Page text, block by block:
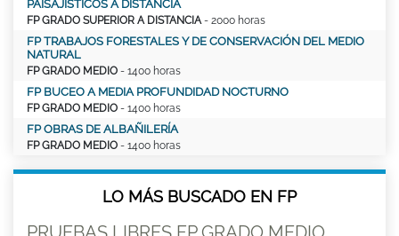
PAISAJÍSTICOS A DISTANCIA
FP GRADO SUPERIOR A DISTANCIA- 2000 horas
FP TRABAJOS FORESTALES Y DE CONSERVACIÓN DEL MEDIO
NATURAL
FP GRADO MEDIO - 1400 horas
FP BUCEO A MEDIA PROFUNDIDAD NOCTURNO
FP GRADO MEDIO - 1400 horas
FP OBRAS DE ALBAÑILERÍA
FP GRADO MEDIO - 1400 horas
LO MÁS BUSCADO EN FP